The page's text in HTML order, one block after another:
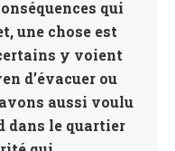
qui
une chose est
y voient
d’évacuer ou
aussi voulu
dans le quartier